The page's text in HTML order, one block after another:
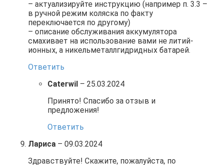
– актуализируйте инструкцию (например п. 3.3 –
в ручной режим коляска по факту
переключается по другому)
– описание обслуживания аккумулятора
смахивает на использование вами не литий-
ионных, а никельметаллгидридных батарей.
Ответить
Caterwil – 25.03.2024
Принято! Спасибо за отзыв и
предложения!
Ответить
Лариса – 09.03.2024
Здравствуйте! Скажите, пожалуйста, по